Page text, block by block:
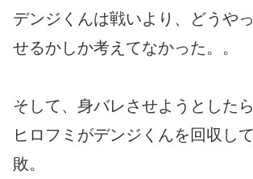
デンジくんは戦いより、どうや
せるかしか考えてなかった。。
そして、身バレさせようとしたら
ヒロフミがデンジくんを回収し
敗。